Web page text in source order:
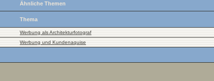
Ähnliche Themen
Thema
Werbung als Architekturfotograf
Werbung und Kundenaquise